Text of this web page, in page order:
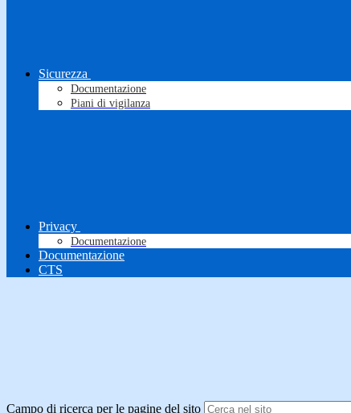
Sicurezza
Documentazione
Piani di vigilanza
Privacy
Documentazione
Documentazione
CTS
Campo di ricerca per le pagine del sito